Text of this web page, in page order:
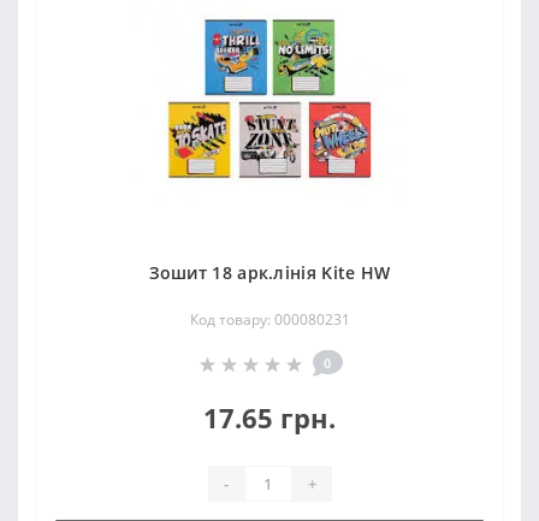
Зошит 18 арк.лінія Kite HW
Код товару: 000080231
0
17.65 грн.
- +